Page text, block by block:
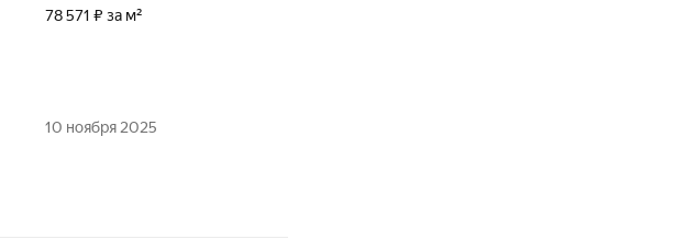
78 571 ₽ за м²
10 ноября 2025